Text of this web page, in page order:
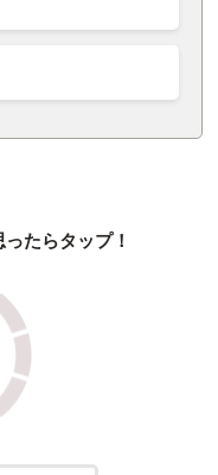
たらタップ！